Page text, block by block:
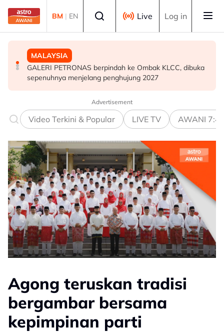
Skip to main content
BM | EN Live Log in
MALAYSIA
GALERI PETRONAS berpindah ke Ombak KLCC, dibuka
sepenuhnya menjelang penghujung 2027
HIBURAN
M. Nasir pilih Aliff Aziz, Melinda Dadew hidupkan kisah
Mansur & Liu
DUNIA
Sultan Brunei titah gelaran diraja isteri Putera Abdul
Malik ditarik balik serta-merta
Advertisement
Video Terkini & Popular LIVE TV AWANI
Agong teruskan tradisi
bergambar bersama
kepimpinan parti